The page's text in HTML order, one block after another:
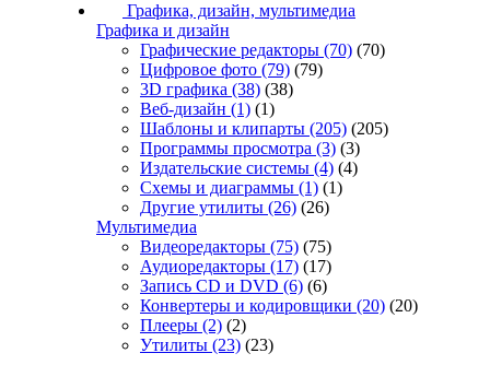
Графика, дизайн, мультимедиа
Графика и дизайн
Графические редакторы (70) (70)
Цифровое фото (79) (79)
3D графика (38) (38)
Веб-дизайн (1) (1)
Шаблоны и клипарты (205) (205)
Программы просмотра (3) (3)
Издательские системы (4) (4)
Схемы и диаграммы (1) (1)
Другие утилиты (26) (26)
Мультимедиа
Видеоредакторы (75) (75)
Аудиоредакторы (17) (17)
Запись CD и DVD (6) (6)
Конвертеры и кодировщики (20) (20)
Плееры (2) (2)
Утилиты (23) (23)